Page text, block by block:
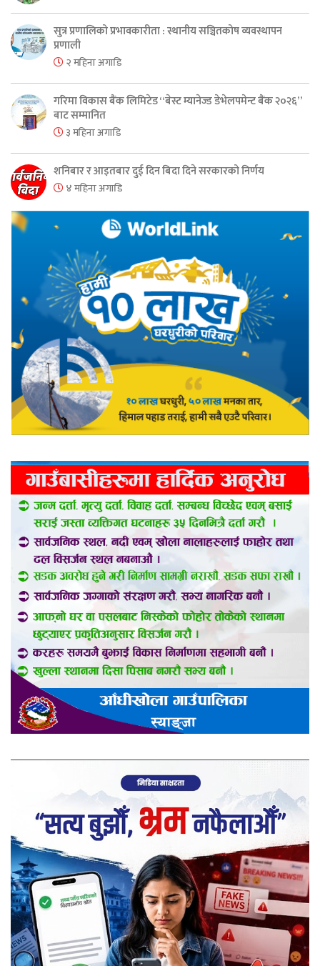
सुत्र प्रणालिको प्रभावकारीता : स्थानीय सञ्चितकोष व्यवस्थापन
प्रणाली
२ महिना अगाडि
गरिमा विकास बैंक लिमिटेड “बेस्ट म्यानेज्ड डेभेलपमेन्ट बैंक २०२६”
बाट सम्मानित
३ महिना अगाडि
शनिबार र आइतबार दुई दिन बिदा दिने सरकारको निर्णय
४ महिना अगाडि